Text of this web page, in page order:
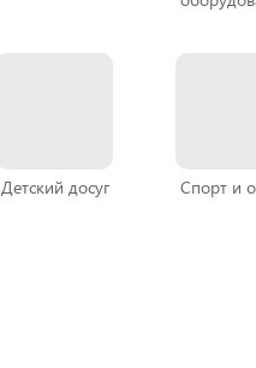
Детский досуг Спорт и